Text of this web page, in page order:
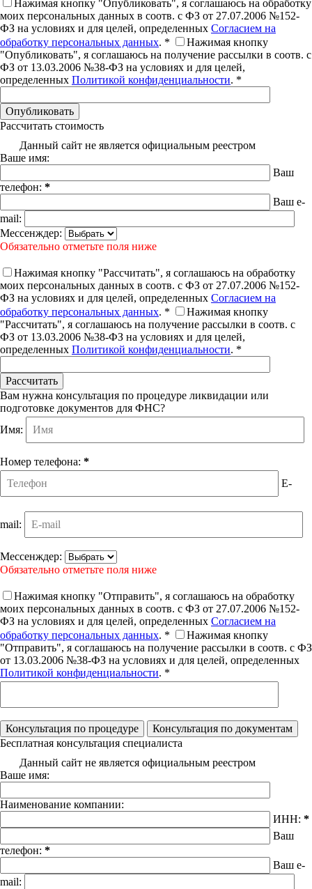
Нажимая кнопку "Опубликовать", я соглашаюсь на обработку
моих персональных данных в соотв. с ФЗ от 27.07.2006 №152-
ФЗ на условиях и для целей, определенных Согласием на
обработку персональных данных. *
Нажимая кнопку
"Опубликовать", я соглашаюсь на получение рассылки в соотв. с
ФЗ от 13.03.2006 №38-ФЗ на условиях и для целей,
определенных Политикой конфиденциальности. *
Рассчитать стоимость
Данный сайт не является официальным реестром
Ваше имя:
Ваш
телефон: *
Ваш e-
mail:
Мессенждер:
Обязательно отметьте поля ниже
Нажимая кнопку "Рассчитать", я соглашаюсь на обработку
моих персональных данных в соотв. с ФЗ от 27.07.2006 №152-
ФЗ на условиях и для целей, определенных Согласием на
обработку персональных данных. *
Нажимая кнопку
"Рассчитать", я соглашаюсь на получение рассылки в соотв. с
ФЗ от 13.03.2006 №38-ФЗ на условиях и для целей,
определенных Политикой конфиденциальности. *
Вам нужна консультация по процедуре ликвидации или
подготовке документов для ФНС?
Имя:
Номер телефона: *
E-
mail:
Мессенждер:
Обязательно отметьте поля ниже
Нажимая кнопку "Отправить", я соглашаюсь на обработку
моих персональных данных в соотв. с ФЗ от 27.07.2006 №152-
ФЗ на условиях и для целей, определенных Согласием на
обработку персональных данных. *
Нажимая кнопку
"Отправить", я соглашаюсь на получение рассылки в соотв. с ФЗ
от 13.03.2006 №38-ФЗ на условиях и для целей, определенных
Политикой конфиденциальности. *
Бесплатная консультация специалиста
Данный сайт не является официальным реестром
Ваше имя:
Наименование компании:
ИНН: *
Ваш
телефон: *
Ваш e-
mail: